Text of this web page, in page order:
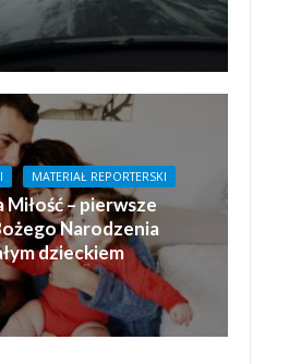
MATERIAŁ REPORTERSKI
Miłość – pierwsze
Narodzenia
dzieckiem